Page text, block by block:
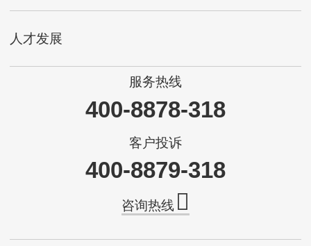
人才发展
服务热线
400-8878-318
客户投诉
400-8879-318
咨询热线